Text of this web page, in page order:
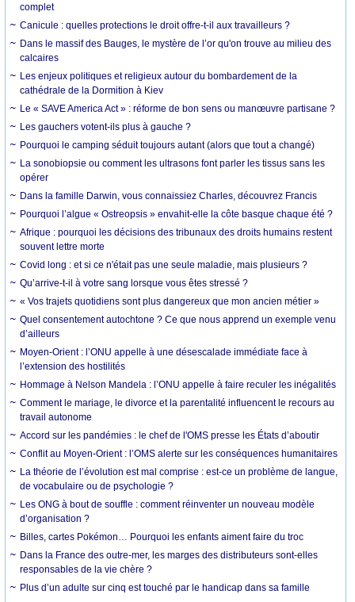
complet
Canicule : quelles protections le droit offre-t-il aux travailleurs ?
Dans le massif des Bauges, le mystère de l’or qu'on trouve au milieu des
calcaires
Les enjeux politiques et religieux autour du bombardement de la
cathédrale de la Dormition à Kiev
Le « SAVE America Act » : réforme de bon sens ou manœuvre partisane ?
Les gauchers votent-ils plus à gauche ?
Pourquoi le camping séduit toujours autant (alors que tout a changé)
La sonobiopsie ou comment les ultrasons font parler les tissus sans les
opérer
Dans la famille Darwin, vous connaissiez Charles, découvrez Francis
Pourquoi l’algue « Ostreopsis » envahit-elle la côte basque chaque été ?
Afrique : pourquoi les décisions des tribunaux des droits humains restent
souvent lettre morte
Covid long : et si ce n'était pas une seule maladie, mais plusieurs ?
Qu’arrive-t-il à votre sang lorsque vous êtes stressé ?
« Vos trajets quotidiens sont plus dangereux que mon ancien métier »
Quel consentement autochtone ? Ce que nous apprend un exemple venu
d’ailleurs
Moyen-Orient : l’ONU appelle à une désescalade immédiate face à
l’extension des hostilités
Hommage à Nelson Mandela : l’ONU appelle à faire reculer les inégalités
Comment le mariage, le divorce et la parentalité influencent le recours au
travail autonome
Accord sur les pandémies : le chef de l'OMS presse les États d’aboutir
Conflit au Moyen-Orient : l’OMS alerte sur les conséquences humanitaires
La théorie de l’évolution est mal comprise : est-ce un problème de langue,
de vocabulaire ou de psychologie ?
Les ONG à bout de souffle : comment réinventer un nouveau modèle
d’organisation ?
Billes, cartes Pokémon… Pourquoi les enfants aiment faire du troc
Dans la France des outre-mer, les marges des distributeurs sont-elles
responsables de la vie chère ?
Plus d’un adulte sur cinq est touché par le handicap dans sa famille